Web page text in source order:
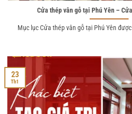
Cửa thép vân gỗ tại Phú Yên –
Mục lục Cửa thép vân gỗ tại Phú Yên
23
Th1